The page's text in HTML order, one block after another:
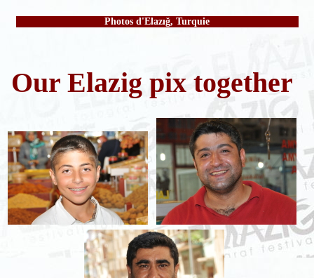
Photos d'Elazığ, Turquie
Our Elazig pix together